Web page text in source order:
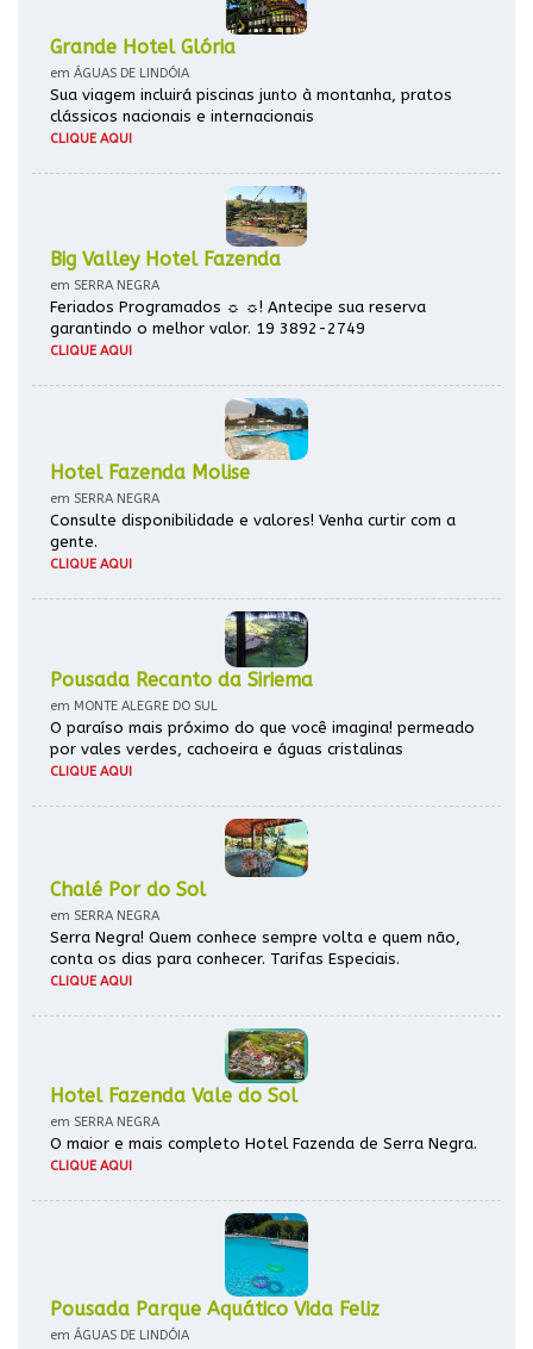
Grande Hotel Glória
em ÁGUAS DE LINDÓIA
Sua viagem incluirá piscinas junto à montanha, pratos
clássicos nacionais e internacionais
CLIQUE AQUI
Big Valley Hotel Fazenda
em SERRA NEGRA
Feriados Programados ☼ ☼! Antecipe sua reserva
garantindo o melhor valor. 19 3892-2749
CLIQUE AQUI
Hotel Fazenda Molise
em SERRA NEGRA
Consulte disponibilidade e valores! Venha curtir com a
gente.
CLIQUE AQUI
Pousada Recanto da Siriema
em MONTE ALEGRE DO SUL
O paraíso mais próximo do que você imagina! permeado
por vales verdes, cachoeira e águas cristalinas
CLIQUE AQUI
Chalé Por do Sol
em SERRA NEGRA
Serra Negra! Quem conhece sempre volta e quem não,
conta os dias para conhecer. Tarifas Especiais.
CLIQUE AQUI
Hotel Fazenda Vale do Sol
em SERRA NEGRA
O maior e mais completo Hotel Fazenda de Serra Negra.
CLIQUE AQUI
Pousada Parque Aquático Vida Feliz
em ÁGUAS DE LINDÓIA